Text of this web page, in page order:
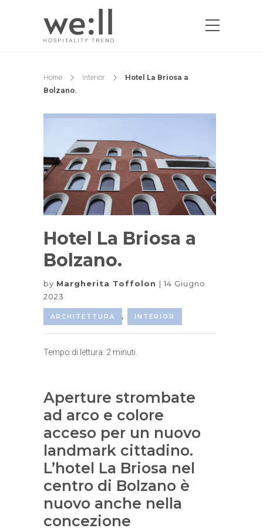
Home Interior
Hotel La Briosa a
Bolzano.
Hotel La Briosa a
Bolzano.
by Margherita Toffolon
14 Giugno
2023
ARCHITETTURA , INTERIOR
Tempo di lettura: 2 minuti.
Aperture strombate
ad arco e colore
acceso per un nuovo
landmark cittadino.
L’hotel La Briosa nel
centro di Bolzano è
nuovo anche nella
concezione